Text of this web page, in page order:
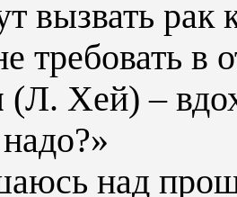
вызвать рак
требовать в
(Л. Хей) –
над